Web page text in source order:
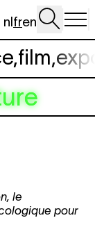
nlfren
,film,
le
pour